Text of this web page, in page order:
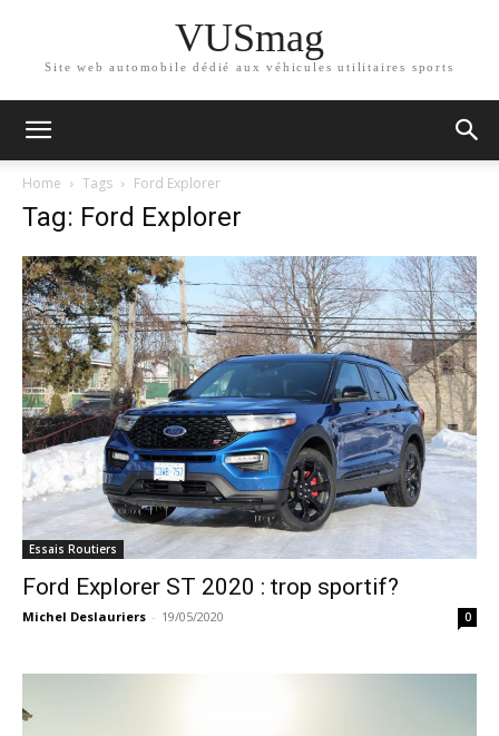
VUSmag
Site web automobile dédié aux véhicules utilitaires sports
Home Tags Ford Explorer
Tag: Ford Explorer
Essais Routiers
Ford Explorer ST 2020 : trop sportif?
Michel Deslauriers - 19/05/2020 0